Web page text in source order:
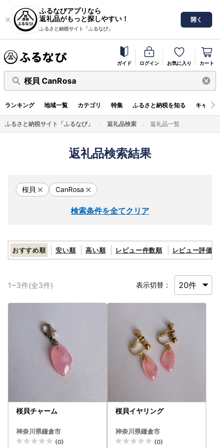
ふるなびアプリなら
返礼品がもっと探しやすい！
ふるさと納税サイト「ふるなび」
開く
ガイド ログイン お気に入り カート
桜貝 CanRosa
ランキング 地域一覧 カテゴリ 特集 ふるさと納税を知る キャン
ふるさと納税サイト「ふるなび」 返礼品検索 返礼品一覧
返礼品検索結果
桜貝 CanRosa
検索条件を全てクリア
おすすめ順 安い順 高い順 レビュー件数順 レビュー評価順
1~3件(全3件) 表示切替：
桜貝チャーム
神奈川県鎌倉市
(0)
桜貝イヤリング
神奈川県鎌倉市
(0)